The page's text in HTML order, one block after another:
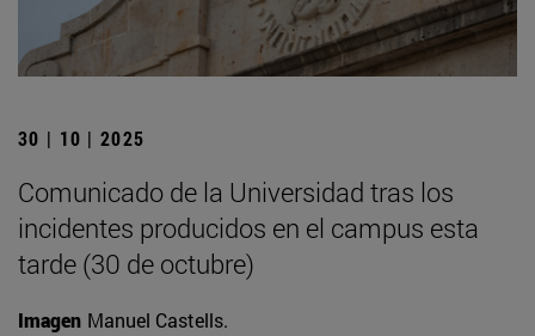
30 | 10 | 2025
Comunicado de la Universidad tras los
incidentes producidos en el campus esta
tarde (30 de octubre)
Imagen Manuel Castells.